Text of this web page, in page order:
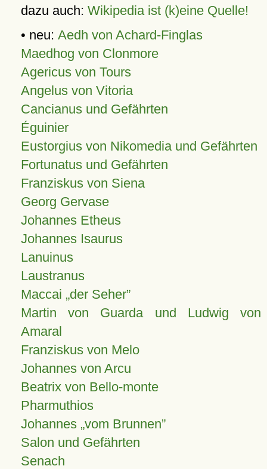
dazu auch: Wikipedia ist (k)eine Quelle!
• neu: Aedh von Achard-Finglas
Maedhog von Clonmore
Agericus von Tours
Angelus von Vitoria
Cancianus und Gefährten
Éguinier
Eustorgius von Nikomedia und Gefährten
Fortunatus und Gefährten
Franziskus von Siena
Georg Gervase
Johannes Etheus
Johannes Isaurus
Lanuinus
Laustranus
Maccai „der Seher”
Martin von Guarda und Ludwig von
Amaral
Franziskus von Melo
Johannes von Arcu
Beatrix von Bello-monte
Pharmuthios
Johannes vom Brunnen
Salon und Gefährten
Senach